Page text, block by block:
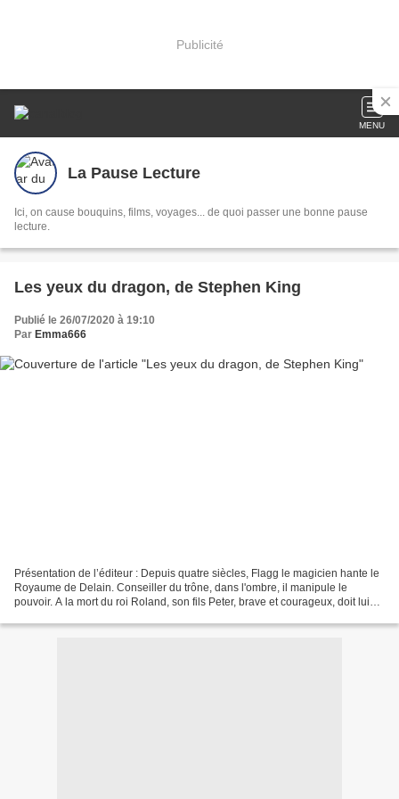
Publicité
MENU
La Pause Lecture
Ici, on cause bouquins, films, voyages... de quoi passer une bonne pause
lecture.
Les yeux du dragon, de Stephen King
Publié le 26/07/2020 à 19:10
Par Emma666
Présentation de l’éditeur : Depuis quatre siècles, Flagg le magicien hante le
Royaume de Delain. Conseiller du trône, dans l'ombre, il manipule le
pouvoir. A la mort du roi Roland, son fils Peter, brave et courageux, doit lui